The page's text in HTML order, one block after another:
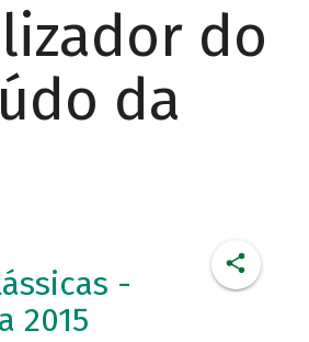
do
da
-
2015